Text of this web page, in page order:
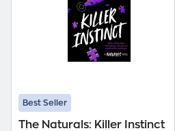
Best Seller
The Naturals: Killer Instinct